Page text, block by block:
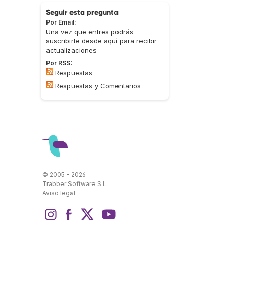
Seguir esta pregunta
Por Email:
Una vez que entres podrás
suscribirte desde aquí para recibir
actualizaciones
Por RSS:
Respuestas
Respuestas y Comentarios
© 2005 - 2026
Trabber Software S.L.
Aviso legal